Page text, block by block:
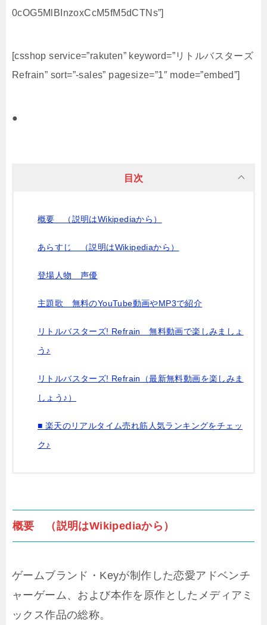
0cOG5MlBInzoxCcM5fM5dCTNs”]
[csshop service=”rakuten” keyword=”リトルバスターズ
Refrain” sort=”-sales” pagesize=”1″ mode=”embed”]
●
目次
概要 （説明はWikipediaから）
あらすじ （説明はWikipediaから）
登場人物 声優
主題歌 無料のYouTube動画やMP3で紹介
リトルバスターズ! Refrain 無料動画で楽しみましょ
う♪
リトルバスターズ! Refrain（最新無料動画を楽しみま
しょう♪）
■ 楽天のリアルタイム売れ筋人気ランキングをチェッ
ク♪
概要 （説明はWikipediaから）
ゲームブランド・Keyが制作した恋愛アドベンチ
ャーゲーム、および本作を原作としたメディアミ
ックス作品の総称。